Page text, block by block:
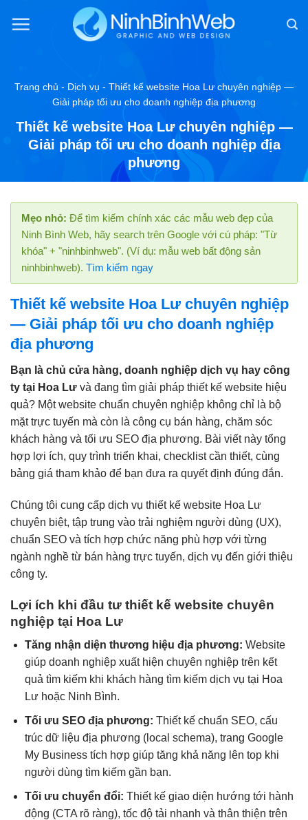
đến
Trang chủ - Dịch vụ - Thiết kế website Hoa Lư chuyên nghiệp —
Giải pháp tối ưu cho doanh nghiệp địa phương
Thiết kế website Hoa Lư chuyên nghiệp —
Giải pháp tối ưu cho doanh nghiệp địa
phương
Mẹo nhỏ: Để tìm kiếm chính xác các mẫu web đẹp của
Ninh Bình Web, hãy search trên Google với cú pháp: "Từ
khóa" + "ninhbinhweb". (Ví dụ: mẫu web bất động sản
ninhbinhweb). Tìm kiếm ngay
Thiết kế website Hoa Lư chuyên nghiệp
— Giải pháp tối ưu cho doanh nghiệp
địa phương
Bạn là chủ cửa hàng, doanh nghiệp dịch vụ hay công
ty tại Hoa Lư và đang tìm giải pháp thiết kế website hiệu
quả? Một website chuẩn chuyên nghiệp không chỉ là bộ
mặt trực tuyến mà còn là công cụ bán hàng, chăm sóc
khách hàng và tối ưu SEO địa phương. Bài viết này tổng
hợp lợi ích, quy trình triển khai, checklist cần thiết, cùng
bảng giá tham khảo để bạn đưa ra quyết định đúng đắn.
Chúng tôi cung cấp dịch vụ thiết kế website Hoa Lư
chuyên biệt, tập trung vào trải nghiệm người dùng (UX),
chuẩn SEO và tích hợp chức năng phù hợp với từng
ngành nghề từ bán hàng trực tuyến, dịch vụ đến giới thiệu
công ty.
Lợi ích khi đầu tư thiết kế website chuyên
nghiệp tại Hoa Lư
Tăng nhận diện thương hiệu địa phương: Website
giúp doanh nghiệp xuất hiện chuyên nghiệp trên kết
quả tìm kiếm khi khách hàng tìm kiếm dịch vụ tại Hoa
Lư hoặc Ninh Bình.
Tối ưu SEO địa phương: Thiết kế chuẩn SEO, cấu
trúc dữ liệu địa phương (local schema), trang Google
My Business tích hợp giúp tăng khả năng lên top khi
người dùng tìm kiếm gần bạn.
Tối ưu chuyển đổi: Thiết kế giao diện hướng tới hành
động (CTA rõ ràng), tốc độ tải nhanh và thân thiện trên